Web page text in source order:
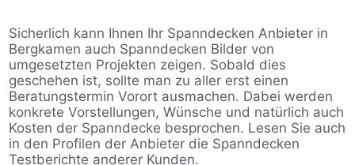
Sicherlich kann Ihnen Ihr Spanndecken Anbieter in
Bergkamen auch Spanndecken Bilder von
umgesetzten Projekten zeigen. Sobald dies
geschehen ist, sollte man zu aller erst einen
Beratungstermin Vorort ausmachen. Dabei werden
konkrete Vorstellungen, Wünsche und natürlich auch
Kosten der Spanndecke besprochen. Lesen Sie auch
in den Profilen der Anbieter die Spanndecken
Testberichte anderer Kunden.